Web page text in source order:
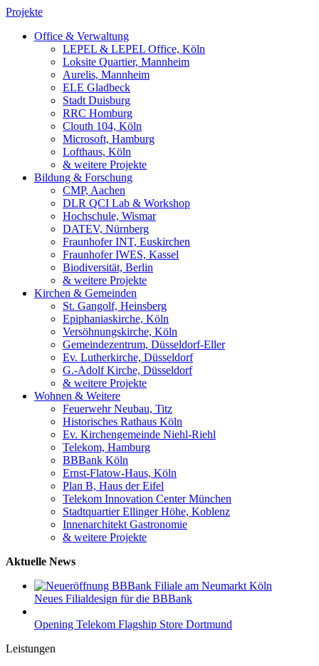
Projekte
Office & Verwaltung
LEPEL & LEPEL Office, Köln
Loksite Quartier, Mannheim
Aurelis, Mannheim
ELE Gladbeck
Stadt Duisburg
RRC Homburg
Clouth 104, Köln
Microsoft, Hamburg
Lofthaus, Köln
& weitere Projekte
Bildung & Forschung
CMP, Aachen
DLR QCI Lab & Workshop
Hochschule, Wismar
DATEV, Nürnberg
Fraunhofer INT, Euskirchen
Fraunhofer IWES, Kassel
Biodiversität, Berlin
& weitere Projekte
Kirchen & Gemeinden
St. Gangolf, Heinsberg
Epiphaniaskirche, Köln
Versöhnungskirche, Köln
Gemeindezentrum, Düsseldorf-Eller
Ev. Lutherkirche, Düsseldorf
G.-Adolf Kirche, Düsseldorf
& weitere Projekte
Wohnen & Weitere
Feuerwehr Neubau, Titz
Historisches Rathaus Köln
Ev. Kirchengemeinde Niehl-Riehl
Telekom, Hamburg
BBBank Köln
Ernst-Flatow-Haus, Köln
Plan B, Haus der Eifel
Telekom Innovation Center München
Stadtquartier Ellinger Höhe, Koblenz
Innenarchitekt Gastronomie
& weitere Projekte
Aktuelle News
Neues Filialdesign für die BBBank
Opening Telekom Flagship Store Dortmund
Leistungen